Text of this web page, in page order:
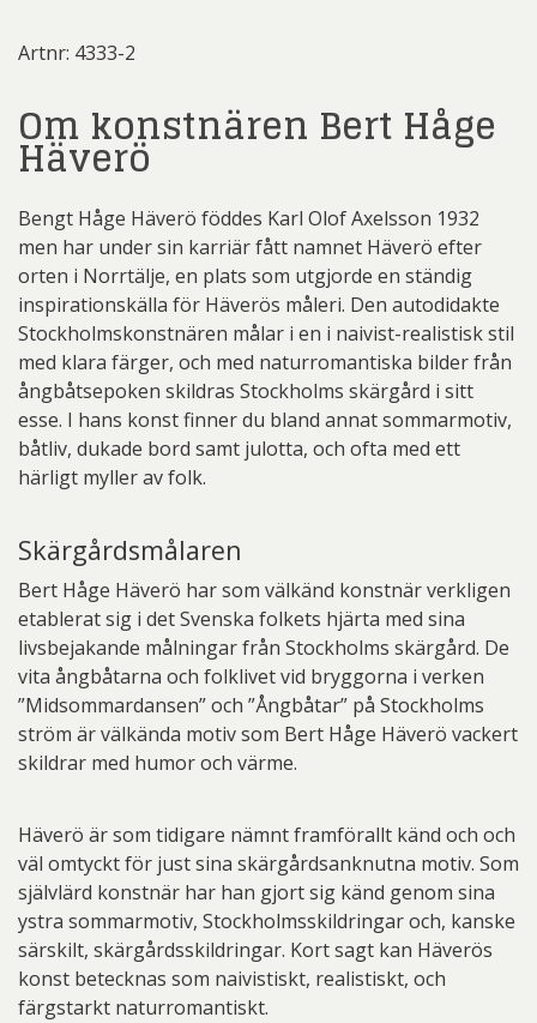
Artnr: 4333-2
Om konstnären Bert Håge
Häverö
Bengt Håge Häverö föddes Karl Olof Axelsson 1932
men har under sin karriär fått namnet Häverö efter
orten i Norrtälje, en plats som utgjorde en ständig
inspirationskälla för Häverös måleri. Den autodidakte
Stockholmskonstnären målar i en i naivist-realistisk stil
med klara färger, och med naturromantiska bilder från
ångbåtsepoken skildras Stockholms skärgård i sitt
esse. I hans konst finner du bland annat sommarmotiv,
båtliv, dukade bord samt julotta, och ofta med ett
härligt myller av folk.
Skärgårdsmålaren
Bert Håge Häverö har som välkänd konstnär verkligen
etablerat sig i det Svenska folkets hjärta med sina
livsbejakande målningar från Stockholms skärgård. De
vita ångbåtarna och folklivet vid bryggorna i verken
”Midsommardansen” och ”Ångbåtar” på Stockholms
ström är välkända motiv som Bert Håge Häverö vackert
skildrar med humor och värme.
Häverö är som tidigare nämnt framförallt känd och och
väl omtyckt för just sina skärgårdsanknutna motiv. Som
självlärd konstnär har han gjort sig känd genom sina
ystra sommarmotiv, Stockholmsskildringar och, kanske
särskilt, skärgårdsskildringar. Kort sagt kan Häverös
konst betecknas som naivistiskt, realistiskt, och
färgstarkt naturromantiskt.